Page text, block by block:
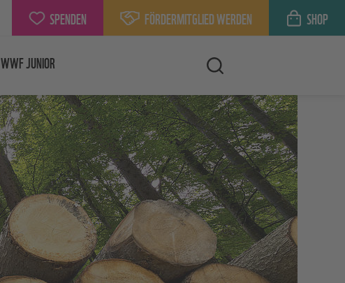
SPENDEN FÖRDERMITGLIED WERDEN SHOP
WWF JUNIOR